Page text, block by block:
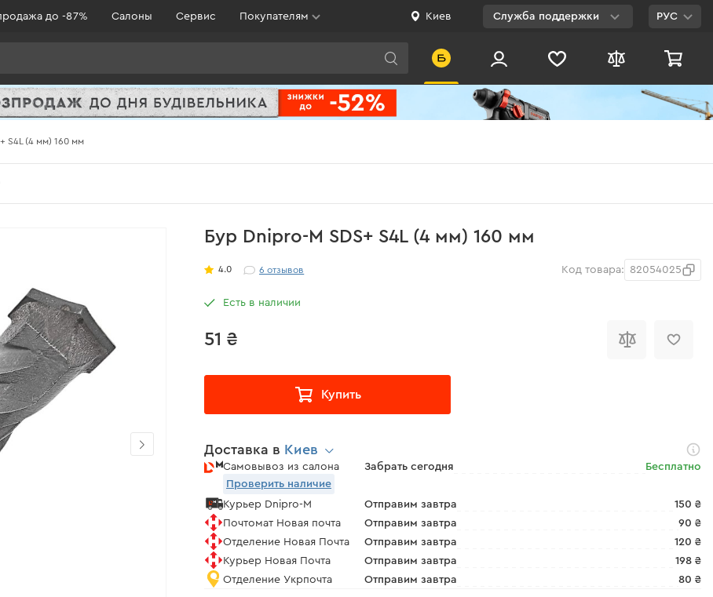
до -87% Салоны Сервис Покупателям Киев Служба поддержки РУС
S4L (4 мм) 160 мм
Бур Dnipro-M SDS+ S4L (4 мм) 160 мм
4.0 6отзывов Код товара: 82054025
Есть в наличии
51 ₴
Купить
Доставка в Киев
Самовывоз из салона Забрать сегодня
Бесплатно
Проверить наличие
Курьер Dnipro-M
Отправим завтра
150 ₴
Почтомат Новая почта
Отправим завтра
90 ₴
Отделение Новая Почта
Отправим завтра
120 ₴
Курьер Новая Почта
Отправим завтра
198 ₴
Отделение Укрпочта
Отправим завтра 80 ₴